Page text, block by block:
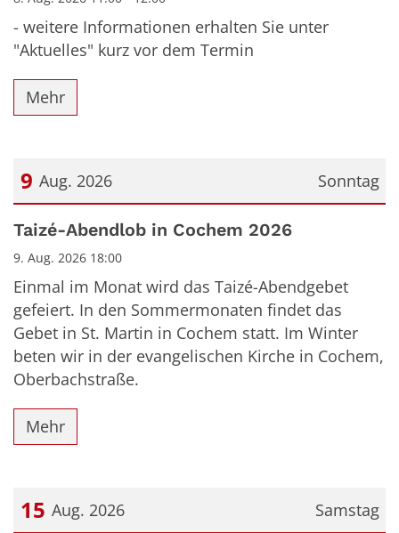
- weitere Informationen erhalten Sie unter
"Aktuelles" kurz vor dem Termin
Mehr
Sonntag
9 Aug. 2026
Datum: 9. August 2026
Taizé-Abendlob in Cochem 2026
9. Aug. 2026 18:00
Einmal im Monat wird das Taizé-Abendgebet
gefeiert. In den Sommermonaten findet das
Gebet in St. Martin in Cochem statt. Im Winter
beten wir in der evangelischen Kirche in Cochem,
Oberbachstraße.
Mehr
Samstag
15 Aug. 2026